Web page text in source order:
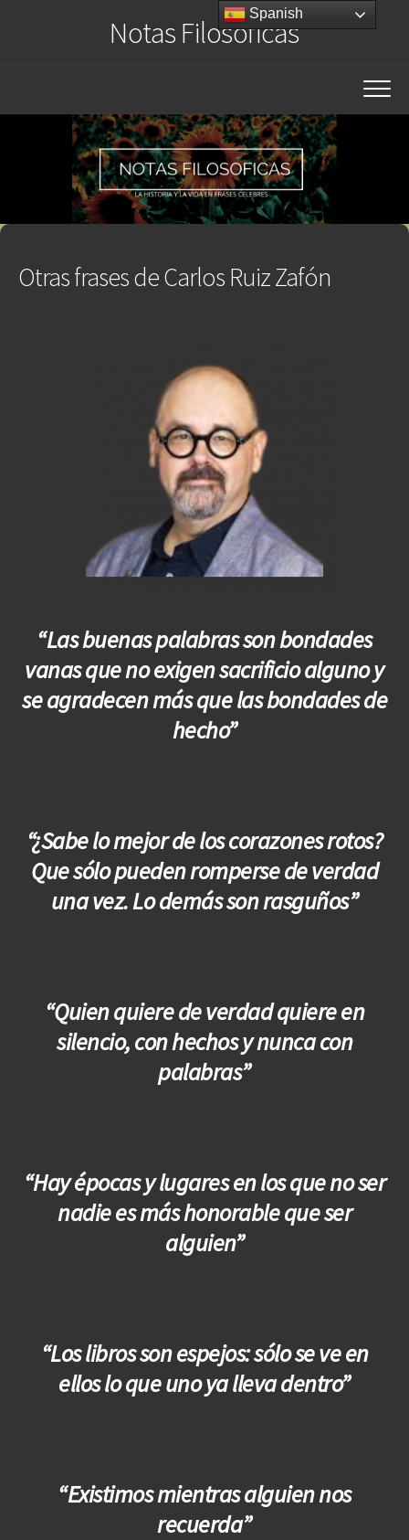
Notas Filosóficas
Otras frases de Carlos Ruiz Zafón
“Las buenas palabras son bondades
vanas que no exigen sacrificio alguno y
se agradecen más que las bondades de
hecho”
“¿Sabe lo mejor de los corazones rotos?
Que sólo pueden romperse de verdad
una vez. Lo demás son rasguños”
“Quien quiere de verdad quiere en
silencio, con hechos y nunca con
palabras”
“Hay épocas y lugares en los que no ser
nadie es más honorable que ser
alguien”
“Los libros son espejos: sólo se ve en
ellos lo que uno ya lleva dentro”
“Existimos mientras alguien nos
recuerda”
Spanish